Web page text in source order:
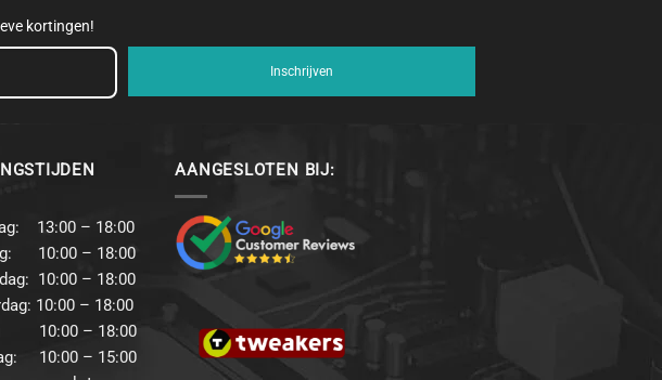
kortingen!
Inschrijven
13:00 – 18:00
10:00 – 18:00
10:00 – 18:00
10:00 – 18:00
10:00 – 18:00
10:00 – 15:00
AANGESLOTEN BIJ: